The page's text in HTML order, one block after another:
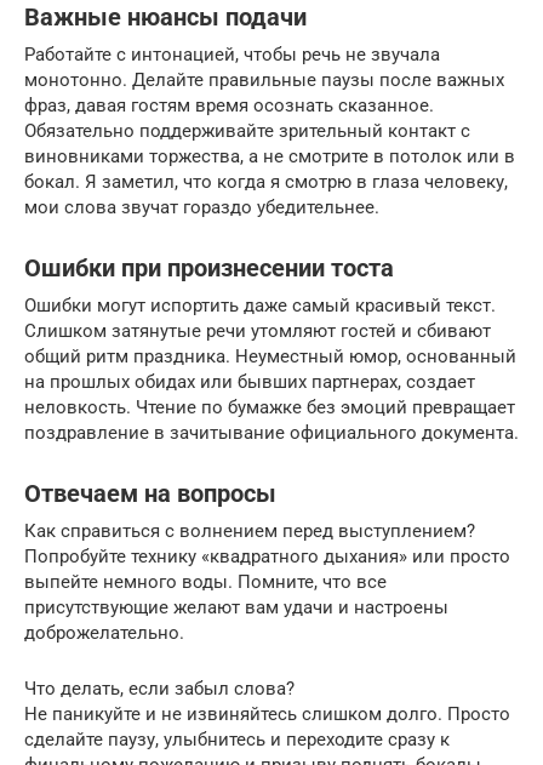
Важные нюансы подачи
Работайте с интонацией, чтобы речь не звучала
монотонно. Делайте правильные паузы после важных
фраз, давая гостям время осознать сказанное.
Обязательно поддерживайте зрительный контакт с
виновниками торжества, а не смотрите в потолок или в
бокал. Я заметил, что когда я смотрю в глаза человеку,
мои слова звучат гораздо убедительнее.
Ошибки при произнесении тоста
Ошибки могут испортить даже самый красивый текст.
Слишком затянутые речи утомляют гостей и сбивают
общий ритм праздника. Неуместный юмор, основанный
на прошлых обидах или бывших партнерах, создает
неловкость. Чтение по бумажке без эмоций превращает
поздравление в зачитывание официального документа.
Отвечаем на вопросы
Как справиться с волнением перед выступлением?
Попробуйте технику «квадратного дыхания» или просто
выпейте немного воды. Помните, что все
присутствующие желают вам удачи и настроены
доброжелательно.
Что делать, если забыл слова?
Не паникуйте и не извиняйтесь слишком долго. Просто
сделайте паузу, улыбнитесь и переходите сразу к